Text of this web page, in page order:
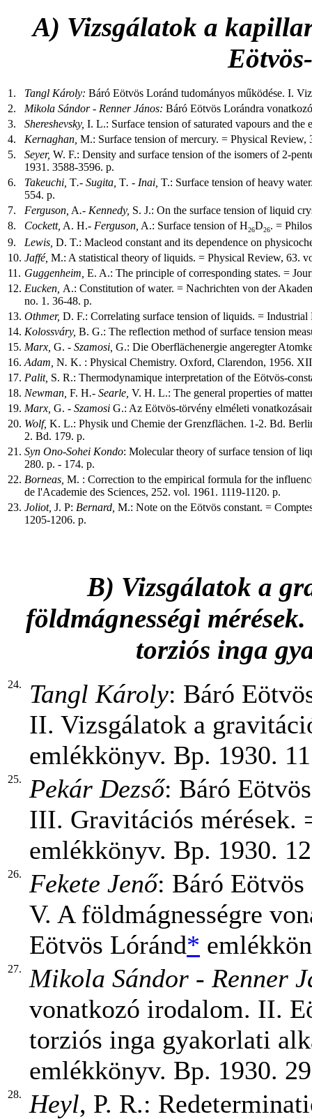
A) Vizsgálatok a
1. Tangl Károly: Báró Eötvös Loránd tudományos működése. I.
2.
Mikola Sándor - Renner János: Báró Eötvös Lorándra
3.
Shereshevsky, I. L.: Surface tension of saturated vapours and
4.
Kernaghan, M.: Surface tension of mercury. = Physical Review,
5.
Seyer, W. F.: Density and surface tension of the isomers of 2-
1931. 3588-3596. p.
6.
Takeuchi, T.- Sugita, T. - Inai, T.: Surface tension of heavy
554. p.
7.
Ferguson, A.- Kennedy, S. J.: On the surface tension of liquid
8.
Cockett, A. H.- Ferguson, A.: Surface tension of H26D26. =
9.
Lewis, D. T.: Macleod constant and its dependence on
10. Jaffé, M.: A statistical theory of liquids. = Physical Review, 63.
11. Guggenheim, E. A.: The principle of corresponding states. =
12. Eucken, A.: Constitution of water. = Nachrichten von der
no. 1. 36-48. p.
13. Othmer, D. F.: Correlating surface tension of liquids. =
14. Kolossváry, B. G.: The reflection method of surface tension
15. Marx, G. - Szamosi, G.: Die Oberflächenergie angeregter
16. Adam, N. K. : Physical Chemistry. Oxford, Clarendon, 1956.
17. Palit, S. R.: Thermodynamique interpretation of the Eötvös-
18. Newman, F. H.- Searle, V. H. L.: The general properties of
19. Marx, G. - Szamosi G.: Az Eötvös-törvény elméleti
20. Wolf, K. L.: Physik und Chemie der Grenzflächen. 1-2. Bd.
2. Bd. 179. p.
21. Syn Ono-Sohei Kondo: Molecular theory of surface tension of
280. p. - 174. p.
22. Borneas, M. : Correction to the empirical formula for the
de l'Academie des Sciences, 252. vol. 1961. 1119-1120. p.
23. Joliot, J. P: Bernard, M.: Note on the Eötvös constant. =
1205-1206. p.
B) Vizsgálatok a
földmágnességi
torziós inga
24. Tangl Károly: Báró
II. Vizsgálatok a
emlékkönyv. Bp. 1930.
25. Pekár Dezső: Báró
III. Gravitációs mérések.
emlékkönyv. Bp. 1930.
26. Fekete Jenő: Báró Eötvös
V. A földmágnességre
Eötvös Lóránd*
27. Mikola Sándor - Renner
vonatkozó irodalom. II.
torziós inga gyakorlati
emlékkönyv. Bp. 1930.
28. Heyl, P. R.: